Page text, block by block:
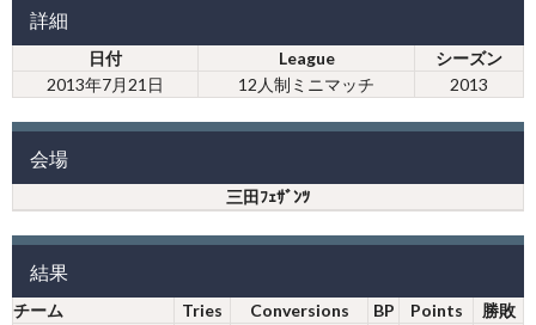
詳細
日付 League
シーズン
2013年7月21日
12人制ミニマッチ 2013
会場
三田ﾌｪｻﾞﾝﾂ
結果
チーム Tries Conversions BP Points
勝敗